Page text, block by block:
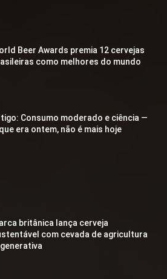
Beer Awards premia 12 cervejas
como melhores do mundo
Consumo moderado e ciência —
era ontem, não é mais hoje
britânica lança cerveja
com cevada de agricultura